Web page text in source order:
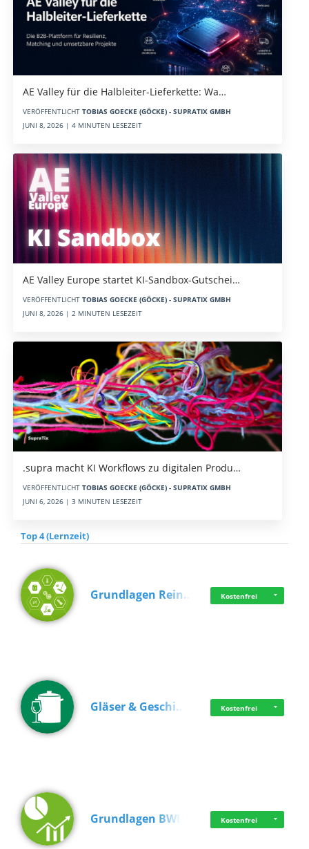
AE Valley für die Halbleiter-Lieferkette: Wa…
VERÖFFENTLICHT TOBIAS GOECKE (GÖCKE) - SUPRATIX GMBH
JUNI 8, 2026 | 4 MINUTEN LESEZEIT
AE Valley Europe startet KI-Sandbox-Gutschei…
VERÖFFENTLICHT TOBIAS GOECKE (GÖCKE) - SUPRATIX GMBH
JUNI 8, 2026 | 2 MINUTEN LESEZEIT
.supra macht KI Workflows zu digitalen Produ…
VERÖFFENTLICHT TOBIAS GOECKE (GÖCKE) - SUPRATIX GMBH
JUNI 6, 2026 | 3 MINUTEN LESEZEIT
Top 4 (Lernzeit)
Grundlagen Rein… Kostenfrei
Gläser & Geschi… Kostenfrei
Grundlagen BWL Kostenfrei